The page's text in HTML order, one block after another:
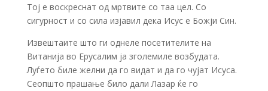
Тој е воскреснат од мртвите со таа цел. Со
сигурност и со сила изјавил дека Исус е Божји Син.
Извештаите што ги однеле посетителите на
Витанија во Ерусалим ја зголемиле возбудата.
Луѓето биле желни да го видат и да го чујат Исуса.
Сеопшто прашање било дали Лазар ќе го